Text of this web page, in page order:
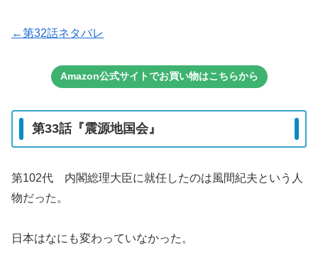
←第32話ネタバレ
Amazon公式サイトでお買い物はこちらから
第33話『震源地国会』
第102代 内閣総理大臣に就任したのは風間紀夫という人
物だった。
日本はなにも変わっていなかった。